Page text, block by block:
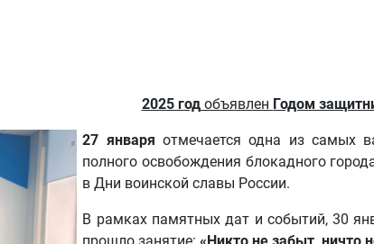
2025 годобъявлен Годом
27 января отмечается одна из самых
полного освобождения блокадного
в Дни воинской славы России.
В рамках памятных дат и событий, 30